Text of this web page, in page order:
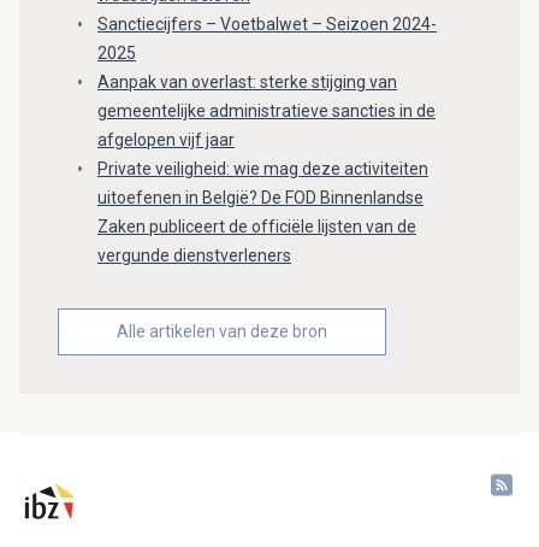
Sanctiecijfers – Voetbalwet – Seizoen 2024-
2025
Aanpak van overlast: sterke stijging van
gemeentelijke administratieve sancties in de
afgelopen vijf jaar
Private veiligheid: wie mag deze activiteiten
uitoefenen in België? De FOD Binnenlandse
Zaken publiceert de officiële lijsten van de
vergunde dienstverleners
Alle artikelen van deze bron